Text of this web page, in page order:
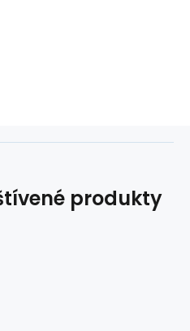
produkty